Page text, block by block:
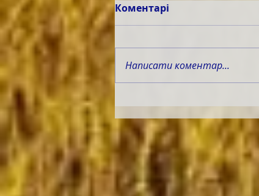
Коментарі
Написати коментар...